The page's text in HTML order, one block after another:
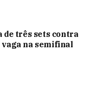
de três sets contra
na semifinal